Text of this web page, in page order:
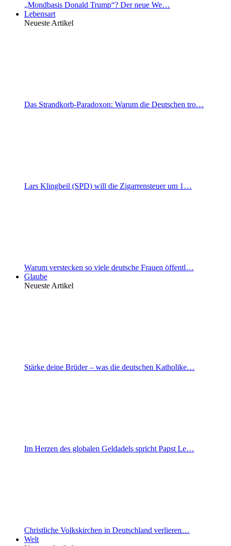
„Mondbasis Donald Trump“? Der neue We…
Lebensart
Neueste Artikel
Das Strandkorb-Paradoxon: Warum die Deutschen tro…
Lars Klingbeil (SPD) will die Zigarrensteuer um 1…
Warum verstecken so viele deutsche Frauen öffentl…
Glaube
Neueste Artikel
Stärke deine Brüder – was die deutschen Katholike…
Im Herzen des globalen Geldadels spricht Papst Le…
Christliche Volkskirchen in Deutschland verlieren…
Welt